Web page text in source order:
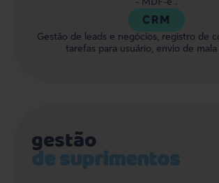
- MDF-e .
CRM
Gestão de leads e negócios, registro de
tarefas para usuário, envio de mala
gestão
de suprimentos